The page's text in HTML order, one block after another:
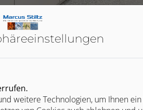
Leitung. Das vermeidet jede
weitere Technologien, um Ihnen